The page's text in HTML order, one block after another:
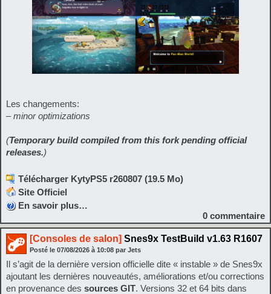
Les changements:
– minor optimizations
(Temporary build compiled from this fork pending official
releases.)
Télécharger KytyPS5 r260807 (19.5 Mo)
Site Officiel
En savoir plus…
0 commentaire
[Consoles de salon] Snes9x TestBuild v1.63 R1607
Posté le 07/08/2026 à 10:08 par Jets
Il s’agit de la dernière version officielle dite « instable » de Snes9x
ajoutant les dernières nouveautés, améliorations et/ou corrections
en provenance des sources GIT. Versions 32 et 64 bits dans